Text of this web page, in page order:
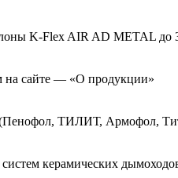
K-Flex AIR AD METAL до
на сайте — «О продукции»
ТИЛИТ, Армофол,
керамических